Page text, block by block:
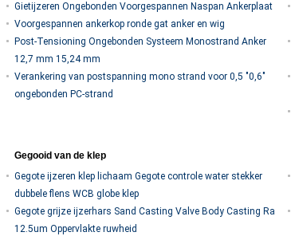
Gietijzeren Ongebonden Voorgespannen Naspan Ankerplaat
Voorgespannen ankerkop ronde gat anker en wig
Post-Tensioning Ongebonden Systeem Monostrand Anker
12,7 mm 15,24 mm
Verankering van postspanning mono strand voor 0,5 "0,6"
ongebonden PC-strand
Gegooid van de klep
Gegote ijzeren klep lichaam Gegote controle water stekker
dubbele flens WCB globe klep
Gegote grijze ijzerhars Sand Casting Valve Body Casting Ra
12.5um Oppervlakte ruwheid